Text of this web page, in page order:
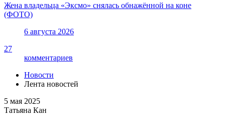
Жена владельца «Эксмо» снялась обнажённой на коне
(ФОТО)
6 августа 2026
27
комментариев
Новости
Лента новостей
5 мая 2025
Татьяна Кан